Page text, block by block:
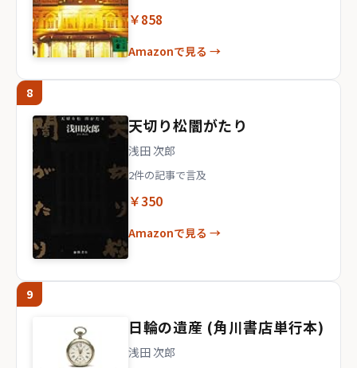
￥858
Amazonで見る →
8
天切り松闇がたり
浅田 次郎
2件の記事で言及
￥350
Amazonで見る →
9
日輪の遺産 (角川書店単行本)
浅田 次郎